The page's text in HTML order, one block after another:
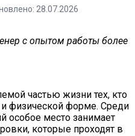
28.07.2026
с опытом работы более
частью жизни тех, кто
и физической форме. Среди
особое место занимает
которые проходят в